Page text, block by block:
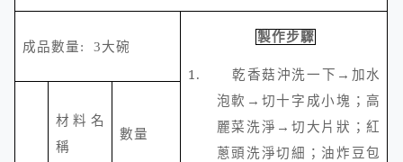
成品數量: 3大碗
製作步驟
1.
乾香菇沖洗一下→加水
泡軟→切十字成小塊；高
麗菜洗淨→切大片狀；紅
蔥頭洗淨切細；油炸豆包
材料名
稱
數量